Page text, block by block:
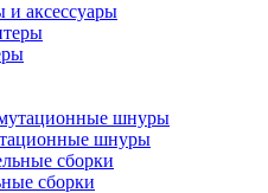
и аксессуары
шнуры
сборки